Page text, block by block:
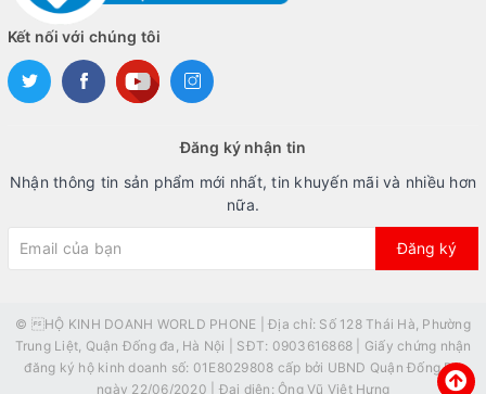
Kết nối với chúng tôi
Đăng ký nhận tin
Nhận thông tin sản phẩm mới nhất, tin khuyến mãi và nhiều hơn
nữa.
Đăng ký
© HỘ KINH DOANH WORLD PHONE | Địa chỉ: Số 128 Thái Hà, Phường
Trung Liệt, Quận Đống đa, Hà Nội | SĐT: 0903616868 | Giấy chứng nhận
đăng ký hộ kinh doanh số: 01E8029808 cấp bởi UBND Quận Đống Đa
ngày 22/06/2020 | Đại diện: Ông Vũ Việt Hưng